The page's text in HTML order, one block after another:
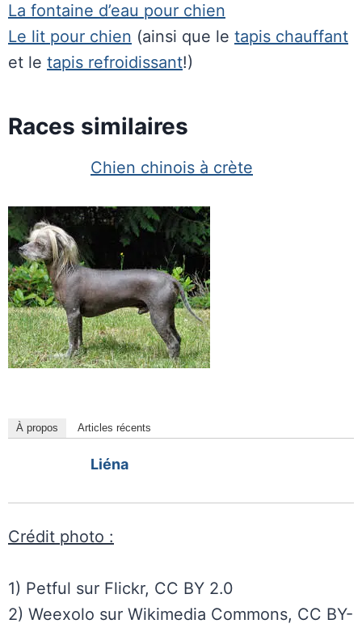
La fontaine d’eau pour chien
Le lit pour chien (ainsi que le tapis chauffant
et le tapis refroidissant!)
Races similaires
Chien chinois à crète
À propos Articles récents
Liéna
Crédit photo :
1) Petful sur Flickr, CC BY 2.0
2) Weexolo sur Wikimedia Commons, CC BY-